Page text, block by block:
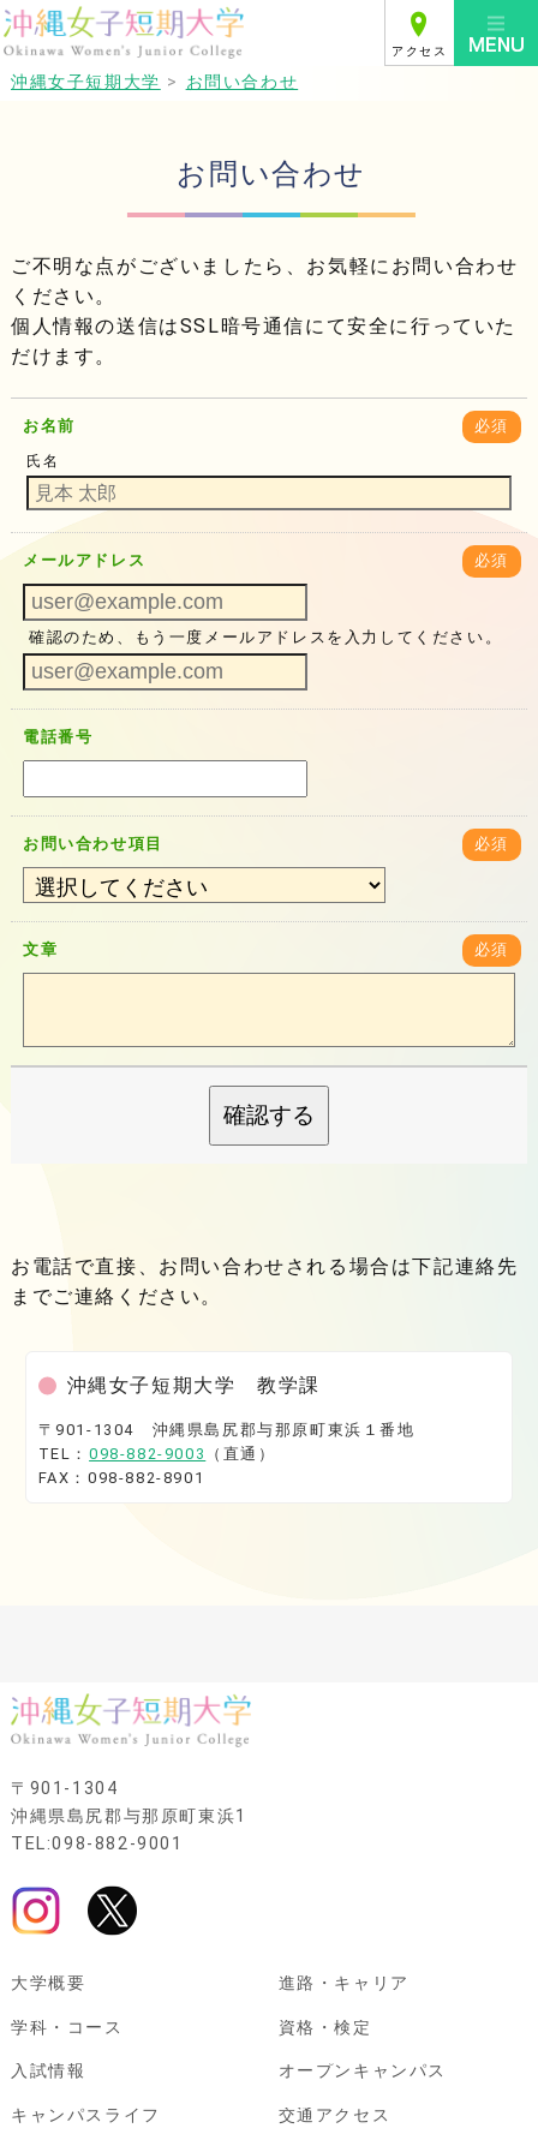
アクセス
沖縄女子短期大学 > お問い合わせ
お問い合わせ
ご不明な点がございましたら、お気軽にお問い合わせ
ください。
個人情報の送信はSSL暗号通信にて安全に行っていた
だけます。
お名前 必須
氏名
メールアドレス 必須
確認のため、もう一度メールアドレスを入力してください。
電話番号
お問い合わせ項目 必須
文章 必須
確認する
お電話で直接、お問い合わせされる場合は下記連絡先
までご連絡ください。
沖縄女子短期大学 教学課
〒901-1304 沖縄県島尻郡与那原町東浜１番地
TEL：098-882-9003
（直通）
FAX：098-882-8901
〒901-1304
沖縄県島尻郡与那原町東浜1
TEL:098-882-9001
大学概要
学科・コース
入試情報
キャンパスライフ
進路・キャリア
資格・検定
オープンキャンパス
交通アクセス